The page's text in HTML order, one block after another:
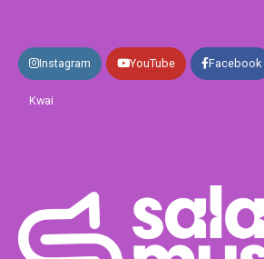
Instagram YouTube Facebook
Kwai